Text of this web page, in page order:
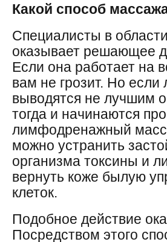
Какой способ
Специалисты в
оказывает решающее
Если она работает на
вам не грозит. Но
выводятся не лучшим
тогда и начинаются
лимфодренажный
можно устранить
организма токсины и
вернуть коже былую
клеток.
Подобное действие
Посредством этого